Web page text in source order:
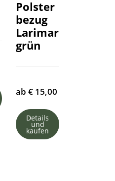
Polster
bezug
Larimar
grün
ab € 15,00
Details
und
kaufen